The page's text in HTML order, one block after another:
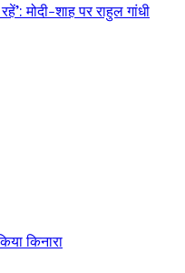
मोदी-शाह पर राहुल गांधी
किनारा